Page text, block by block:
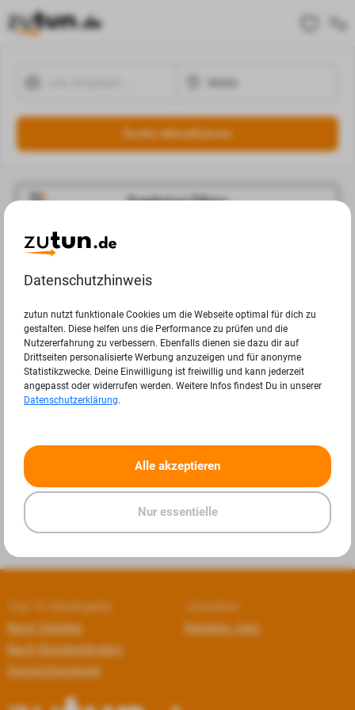
Suche aktualisieren
Ergebnisse Filtern
Jobangebote
Deine Suchanfrage in Melle ergab leider keine Ergebnisse.
Top 10 Arbeitgeber
Nach Städten
Nach Bundesländern
Deutschlandweit
Jobseiten
Beliebte Jobs
Datenschutzhinweis
zutun nutzt funktionale Cookies um die Webseite optimal für dich zu
gestalten. Diese helfen uns die Performance zu prüfen und die
Nutzererfahrung zu verbessern. Ebenfalls dienen sie dazu dir auf
Drittseiten personalisierte Werbung anzuzeigen und für anonyme
Statistikzwecke. Deine Einwilligung ist freiwillig und kann jederzeit
angepasst oder widerrufen werden. Weitere Infos findest Du in unserer
Datenschutzerklärung.
Alle akzeptieren
Nur essentielle